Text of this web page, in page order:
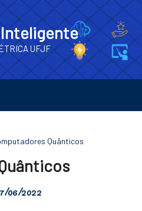
UFJF
Quânticos
06/2022